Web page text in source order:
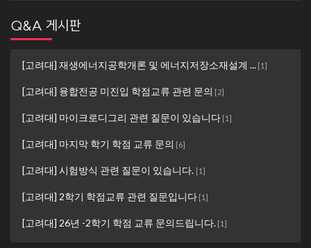
Q&A 게시판
[고려대] 재생에너지공학개론 및 에너지저장소재설계 ... [1]
[고려대] 융합전공 미진입 학점교류 관련 문의 [2]
[고려대] 마이크로디그리 관련 질문이 있습니다 [1]
[고려대] 마지막 학기 학점 교류 문의 [6]
[고려대] 시험방식 관련 질문이 있습니다. [1]
[고려대] 2학기 학점교류 관련 질문입니다 [1]
[고려대] 26년 -2학기 학점 교류 문의드립니다. [1]